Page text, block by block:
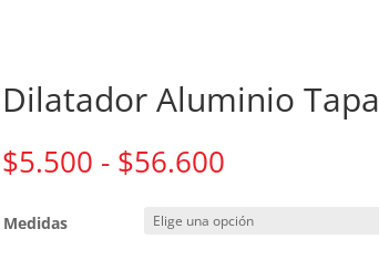
Dilatador Aluminio Tapa
$5.500 - $56.600Rango
precios:
desde
Medidas